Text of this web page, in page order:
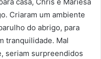
casa, Chris e Mariesa
Criaram um ambiente
do abrigo, para
tranquilidade. Mal
seriam surpreendidos